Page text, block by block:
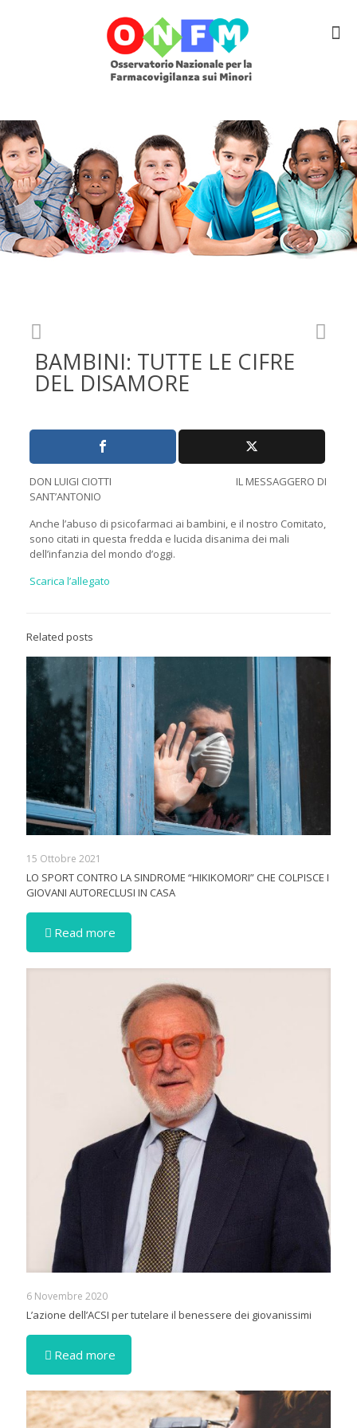
BAMBINI: TUTTE LE CIFRE
DEL DISAMORE
DON LUIGI CIOTTI IL MESSAGGERO DI
SANT’ANTONIO
Anche l’abuso di psicofarmaci ai bambini, e il nostro Comitato,
sono citati in questa fredda e lucida disanima dei mali
dell’infanzia del mondo d’oggi.
Scarica l’allegato
Related posts
15 Ottobre 2021
LO SPORT CONTRO LA SINDROME “HIKIKOMORI” CHE COLPISCE I
GIOVANI AUTORECLUSI IN CASA
Read more
6 Novembre 2020
L’azione dell’ACSI per tutelare il benessere dei giovanissimi
Read more